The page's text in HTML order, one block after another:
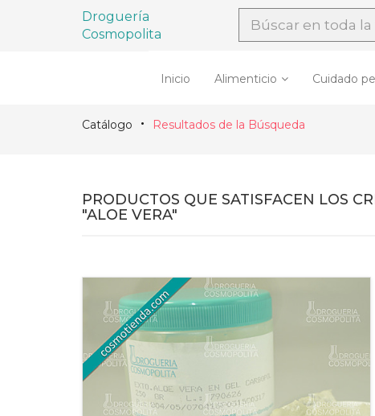
Droguería
Cosmopolita
Inicio Alimenticio Cuidado
Catálogo Resultados de la Búsqueda
PRODUCTOS QUE SATISFACEN LOS
"ALOE VERA"